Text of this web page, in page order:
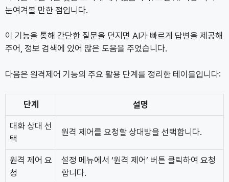
눈여겨볼 만한 점입니다.
이 기능을 통해 간단한 질문을 던지면 AI가 빠르게 답변을 제공해
주어, 정보 검색에 있어 많은 도움을 주었습니다.
다음은 원격제어 기능의 주요 활용 단계를 정리한 테이블입니다:
단계 설명
대화 상대 선
택
원격 제어를 요청할 상대방을 선택합니다.
원격 제어 요
청
설정 메뉴에서 ‘원격 제어’ 버튼 클릭하여 요청
합니다.